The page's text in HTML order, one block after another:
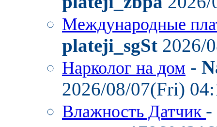
Международные
plateji_sgSt 2026/
Нарколог на дом -
2026/08/07(Fri)
Влажность Датчик -